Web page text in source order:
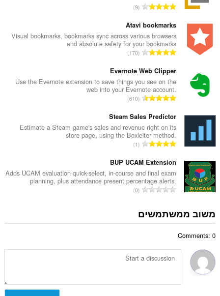
מ
פ
ר
ד
י
ו
ג
י
ם
:
9
Atavi bookmarks
Visual bookmarks, bookmarks sync across various browsers
and absolute safety for your bookmarks
מ
פ
ר
ד
י
ו
ג
י
ם
:
170
Evernote Web Clipper
Use the Evernote extension to save things you see on the
web into your Evernote account.
מ
פ
ר
ד
י
ו
ג
י
ם
610
Steam Sales Predictor
Estimate a Steam game's sales and revenue right on its
store page, using the Boxleiter method.
מ
פ
ר
ד
י
ו
ג
:
1
BUP UCAM Extension
Adds UCAM evaluation quick-select, in-course and final exam
planning, plus attendance present percentage alerts.
מ
ר
ר
ו
ם
0
משוב ממשתמשים
Comments: 0